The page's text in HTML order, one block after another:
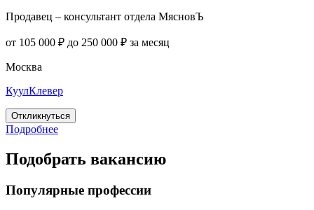
Продавец – консультант отдела МясновЪ
от 105 000 ₽ до 250 000 ₽ за месяц
Москва
КуулКлевер
Откликнуться
Подробнее
Подобрать вакансию
Популярные профессии